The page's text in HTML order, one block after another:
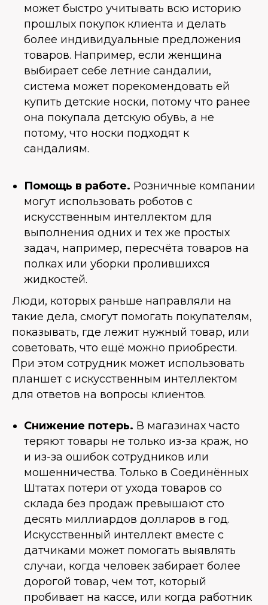
может быстро учитывать всю историю
прошлых покупок клиента и делать
более индивидуальные предложения
товаров. Например, если женщина
выбирает себе летние сандалии,
система может порекомендовать ей
купить детские носки, потому что ранее
она покупала детскую обувь, а не
потому, что носки подходят к
сандалиям.
Помощь в работе. Розничные компании
могут использовать роботов с
искусственным интеллектом для
выполнения одних и тех же простых
задач, например, пересчёта товаров на
полках или уборки пролившихся
жидкостей.
Люди, которых раньше направляли на
такие дела, смогут помогать покупателям,
показывать, где лежит нужный товар, или
советовать, что ещё можно приобрести.
При этом сотрудник может использовать
планшет с искусственным интеллектом
для ответов на вопросы клиентов.
Снижение потерь. В магазинах часто
теряют товары не только из-за краж, но
и из-за ошибок сотрудников или
мошенничества. Только в Соединённых
Штатах потери от ухода товаров со
склада без продаж превышают сто
десять миллиардов долларов в год.
Искусственный интеллект вместе с
датчиками может помогать выявлять
случаи, когда человек забирает более
дорогой товар, чем тот, который
пробивает на кассе, или когда работник